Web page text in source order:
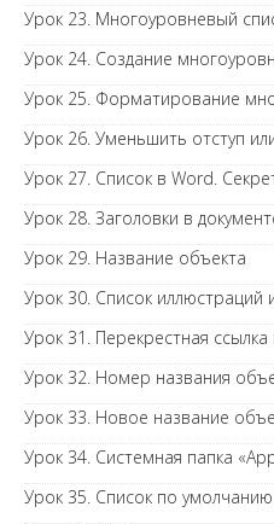
Урок 23. Многоуровневый
Урок 24. Создание
Урок 25. Форматирование
Урок 26. Уменьшить отступ
Урок 27. Список в Word.
Урок 28. Заголовки в
Урок 29. Название объекта
Урок 30. Список иллюстраций
Урок 31. Перекрестная ссылка
Урок 32. Номер названия
Урок 33. Новое название
Урок 34. Системная папка
Урок 35. Список по